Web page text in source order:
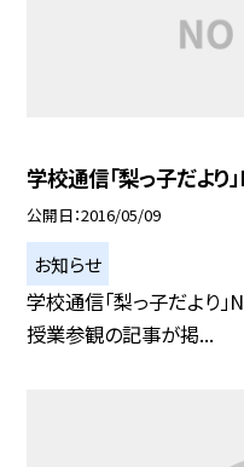
学校通信「梨っ子だより
公開日 2016/05/09
お知らせ
学校通信「梨っ子だより」
授業参観の記事が掲...